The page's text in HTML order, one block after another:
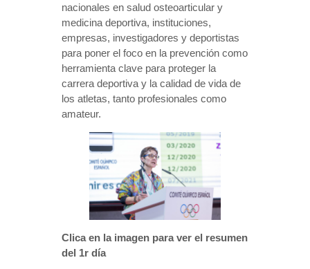
nacionales en salud osteoarticular y
medicina deportiva, instituciones,
empresas, investigadores y deportistas
para poner el foco en la prevención como
herramienta clave para proteger la
carrera deportiva y la calidad de vida de
los atletas, tanto profesionales como
amateur.
Clica en la imagen para ver el resumen
del 1r día